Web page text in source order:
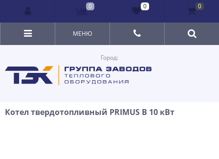
Город:
МЕНЮ
Котел твердотопливный PRIMUS B 10 кВт
0 0 0